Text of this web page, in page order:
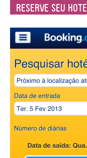
Reserve seu Hotel